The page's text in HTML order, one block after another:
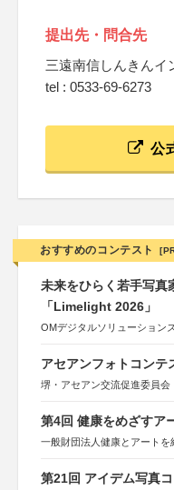
提出先・問合先
三遠南信しんきんイ
tel : 0533-69-6273
公
おすすめのコンテスト
未来をひらく若手写真
「Limelight 2026」
OMデジタルソリューション
アセアンフォトコンテ
堺・アセアン交流促進委員会
第4回 健康をめざすア
一般財団法人健康とアートを
第21回 アイデム写真